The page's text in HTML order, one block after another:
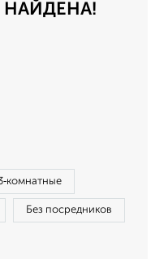
НАЙДЕНА!
Без посредников